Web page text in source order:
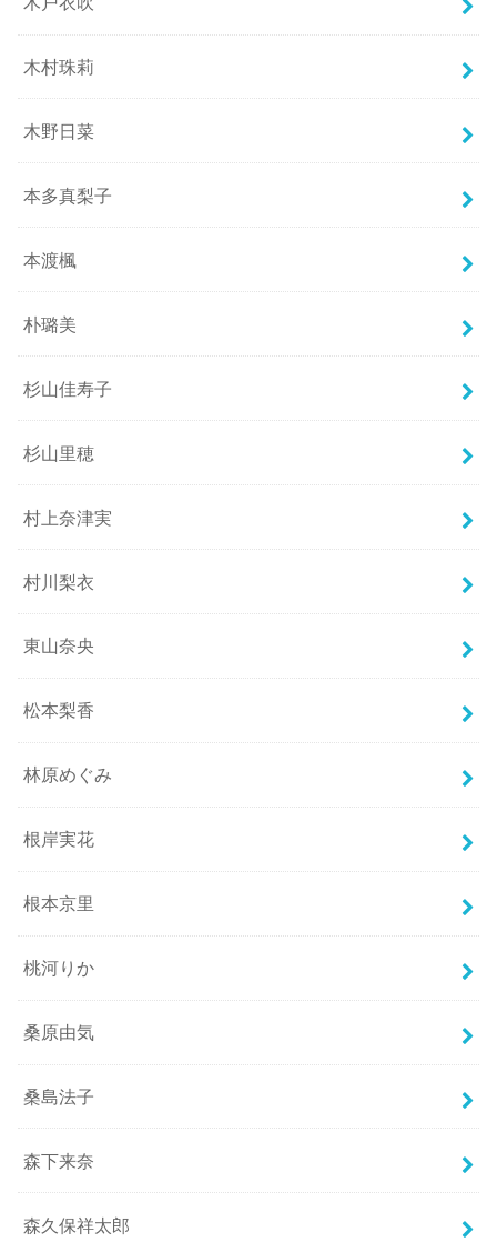
木村珠莉
木野日菜
本多真梨子
本渡楓
朴璐美
杉山佳寿子
杉山里穂
村上奈津実
村川梨衣
東山奈央
松本梨香
林原めぐみ
根岸実花
根本京里
桃河りか
桑原由気
桑島法子
森下来奈
森久保祥太郎